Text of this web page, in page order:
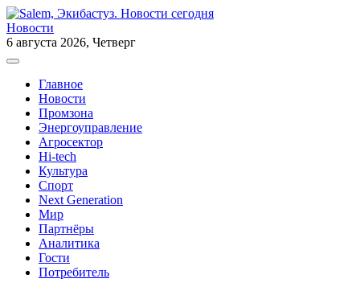
Новости
6 августа 2026, Четверг
Главное
Новости
Промзона
Энергоуправление
Агросектор
Hi-tech
Культура
Спорт
Next Generation
Мир
Партнёры
Аналитика
Гости
Потребитель